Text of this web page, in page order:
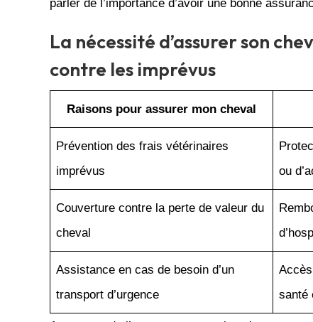
parler de l’importance d’avoir une bonne
La nécessité d’assurer son
contre les imprévus
Raisons pour assurer mon cheval
Prévention des frais vétérinaires
imprévus
ou
Couverture contre la perte de valeur du
cheval
Assistance en cas de besoin d’un
transport d’urgence
santé